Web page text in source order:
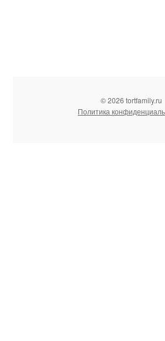
© 2026 tortfamily.ru
Политика